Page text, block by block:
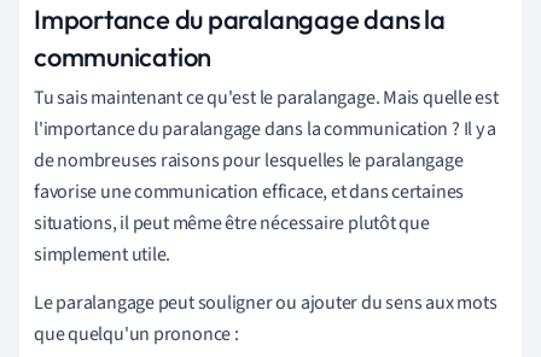
Importance du paralangage dans la
communication
Tu sais maintenant ce qu'est le paralangage. Mais quelle est
l'importance du paralangage dans la communication ? Il y a
de nombreuses raisons pour lesquelles le paralangage
favorise une communication efficace, et dans certaines
situations, il peut même être nécessaire plutôt que
simplement utile.
Le paralangage peut souligner ou ajouter du sens aux mots
que quelqu'un prononce :